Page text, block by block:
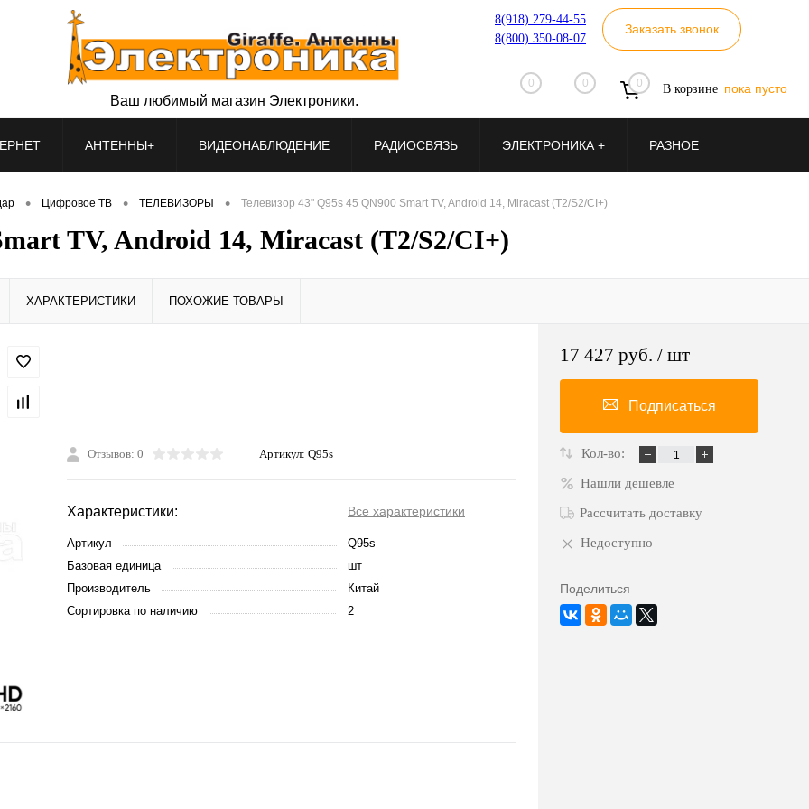
8(918) 279-44-55
8(800) 350-08-07
Заказать звонок
0 0 0 В корзине пока пусто
Ваш любимый магазин Электроники.
АНТЕННЫ+ ВИДЕОНАБЛЮДЕНИЕ РАДИОСВЯЗЬ ЭЛЕКТРОНИКА + РАЗНОЕ
• Цифровое ТВ • ТЕЛЕВИЗОРЫ • Телевизор 43" Q95s 45 QN900 Smart TV, Android 14, Miracast (T2/S2/CI+)
TV, Android 14, Miracast (T2/S2/CI+)
ХАРАКТЕРИСТИКИ ПОХОЖИЕ ТОВАРЫ
Отзывов: 0 Артикул: Q95s
Характеристики: Все характеристики
Артикул
Q95s
Базовая единица
шт
Производитель
Китай
Сортировка по наличию
2
17 427 руб. / шт
Подписаться
Кол-во:
Нашли дешевле
Рассчитать доставку
Недоступно
Поделиться